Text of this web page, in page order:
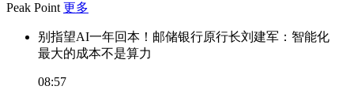
Peak Point 更多
别指望AI一年回本！邮储银行原行长刘建军：智能化
最大的成本不是算力
08:57